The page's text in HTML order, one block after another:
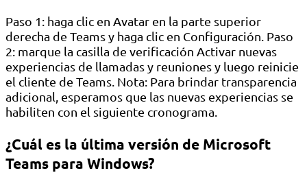
Paso 1: haga clic en Avatar en la parte superior
derecha de Teams y haga clic en Configuración. Paso
2: marque la casilla de verificación Activar nuevas
experiencias de llamadas y reuniones y luego reinicie
el cliente de Teams. Nota: Para brindar transparencia
adicional, esperamos que las nuevas experiencias se
habiliten con el siguiente cronograma.
¿Cuál es la última versión de Microsoft
Teams para Windows?